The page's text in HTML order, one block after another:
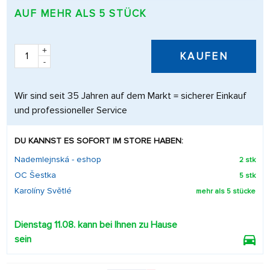
AUF MEHR ALS 5 STÜCK
+
-
KAUFEN
Wir sind seit 35 Jahren auf dem Markt = sicherer Einkauf
und professioneller Service
DU KANNST ES SOFORT IM STORE HABEN:
Nademlejnská - eshop
2 stk
OC Šestka 5 stk
Karolíny Světlé mehr als 5 stücke
Dienstag 11.08. kann bei Ihnen zu Hause
sein